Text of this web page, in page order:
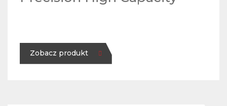
Zobacz produkt